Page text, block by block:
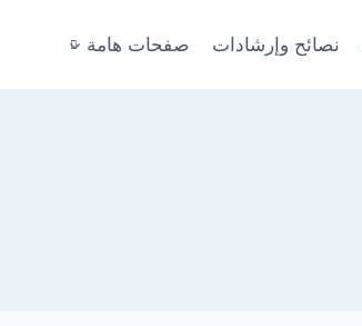
نصائح وإرشادات صفحات هامة